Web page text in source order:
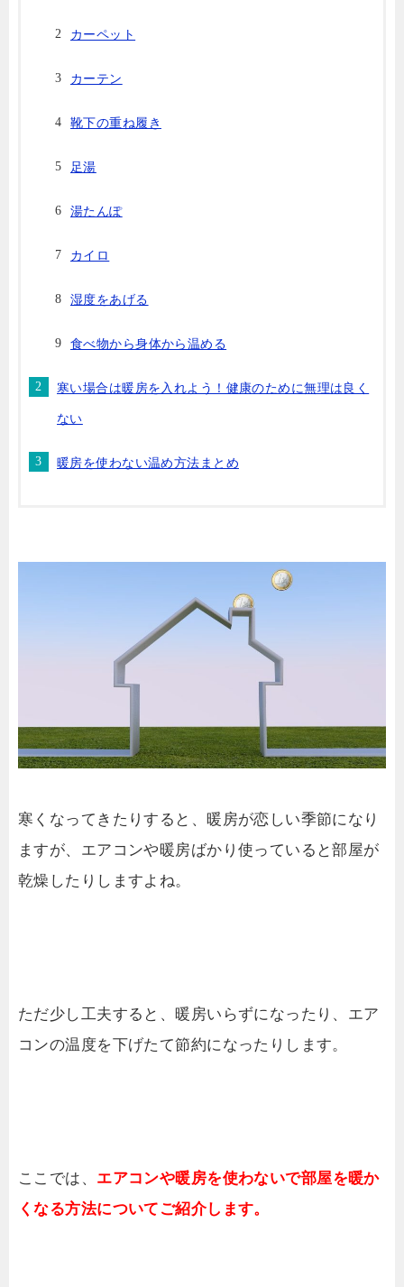
カーペット
カーテン
靴下の重ね履き
足湯
湯たんぽ
カイロ
湿度をあげる
食べ物から身体から温める
寒い場合は暖房を入れよう！健康のために無理は良く
ない
暖房を使わない温め方法まとめ
寒くなってきたりすると、暖房が恋しい季節になり
ますが、エアコンや暖房ばかり使っていると部屋が
乾燥したりしますよね。
ただ少し工夫すると、暖房いらずになったり、エア
コンの温度を下げたて節約になったりします。
ここでは、 エアコンや暖房を使わないで部屋を暖か
くなる方法についてご紹介します。